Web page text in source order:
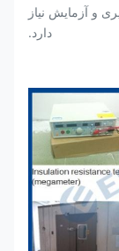
و آزمایش نیاز
دارد.